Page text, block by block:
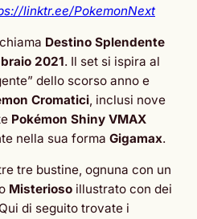
linktr.ee/PokemonNext
Destino Splendente
2021. Il set si ispira al
dello scorso anno e
Cromatici, inclusi nove
Pokémon Shiny VMAX
nella sua forma Gigamax.
tre bustine, ognuna con un
Misterioso illustrato con dei
di seguito trovate i